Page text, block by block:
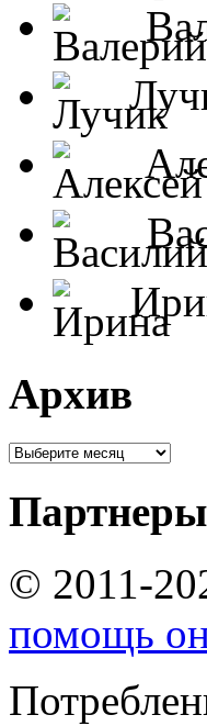
Архив
Партнеры
© 2011-
помощь